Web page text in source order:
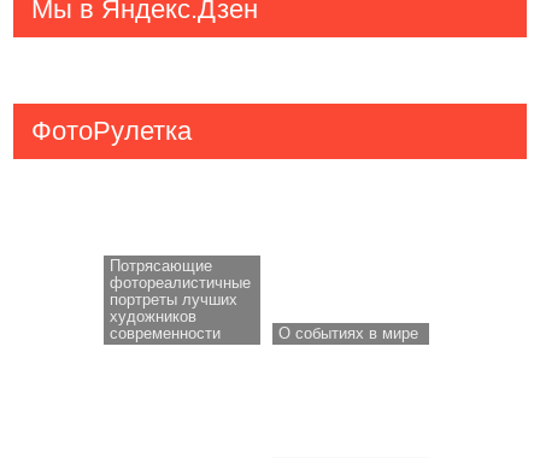
Мы в Яндекс.Дзен
ФотоРулетка
Потрясающие
фотореалистичные
портреты лучших
художников
современности
О событиях в мире